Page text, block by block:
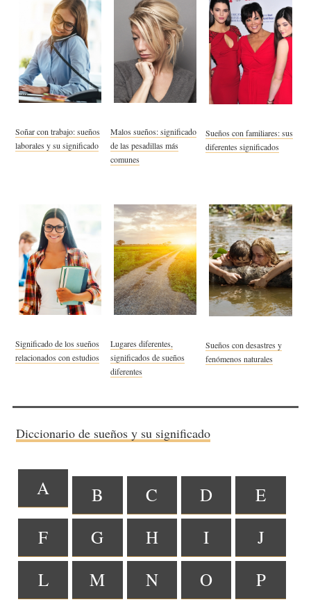
Soñar con trabajo: sueños
laborales y su significado
Malos sueños: significado
de las pesadillas más
comunes
Sueños con familiares: sus
diferentes significados
Significado de los sueños
relacionados con estudios
Lugares diferentes,
significados de sueños
diferentes
Sueños con desastres y
fenómenos naturales
Diccionario de sueños y su significado
A B C D
E
F
G H I
J
L
M N O
P